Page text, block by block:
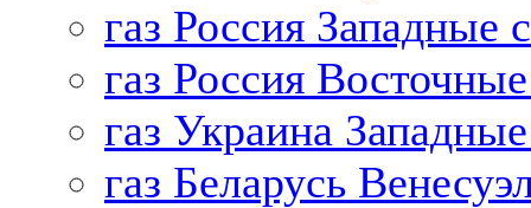
газ Россия Западные
газ Россия
газ Украина
газ Беларусь